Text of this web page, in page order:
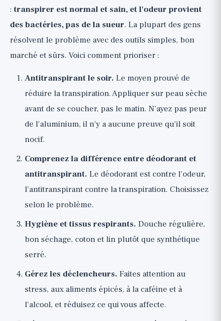
: transpirer est normal et sain, et l'odeur provient
des bactéries, pas de la sueur. La plupart des gens
résolvent le problème avec des outils simples, bon
marché et sûrs. Voici comment prioriser :
Antitranspirant le soir. Le moyen prouvé de
réduire la transpiration. Appliquer sur peau sèche
avant de se coucher, pas le matin. N'ayez pas peur
de l'aluminium, il n'y a aucune preuve qu'il soit
nocif.
Comprenez la différence entre déodorant et
antitranspirant. Le déodorant est contre l'odeur,
l'antitranspirant contre la transpiration. Choisissez
selon le problème.
Hygiène et tissus respirants. Douche régulière,
bon séchage, coton et lin plutôt que synthétique
serré.
Gérez les déclencheurs. Faites attention au
stress, aux aliments épicés, à la caféine et à
l'alcool, et réduisez ce qui vous affecte.